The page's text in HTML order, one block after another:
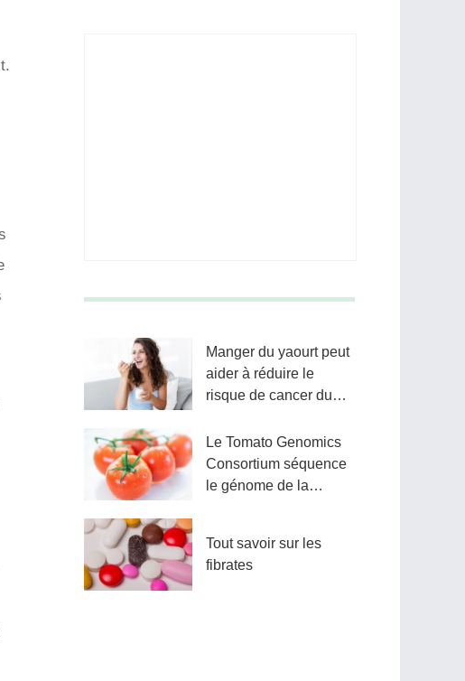
Manger du yaourt peut
aider à réduire le
risque de cancer du
Le Tomato Genomics
Consortium séquence
le génome de la
Tout savoir sur les
fibrates